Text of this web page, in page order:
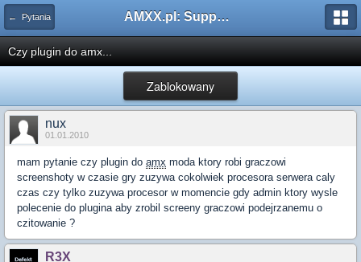
← Pytania AMXX.pl: Support AMX Mod X i SourceMod
Czy plugin do amx...
Zablokowany
nux
01.01.2010
mam pytanie czy plugin do amx moda ktory robi graczowi
screenshoty w czasie gry zuzywa cokolwiek procesora serwera caly
czas czy tylko zuzywa procesor w momencie gdy admin ktory wysle
polecenie do plugina aby zrobil screeny graczowi podejrzanemu o
czitowanie ?
R3X